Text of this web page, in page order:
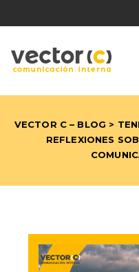
VECTOR C – BLOG >
REFLEXIONES